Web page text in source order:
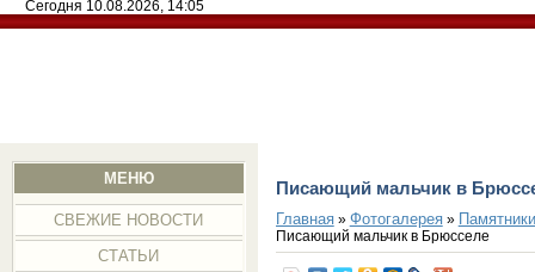
Сегодня 10.08.2026, 14:05
МЕНЮ
СВЕЖИЕ НОВОСТИ
СТАТЬИ
Писающий мальчик в
Главная» Фотогалерея»
Писающий мальчик в Брюсселе